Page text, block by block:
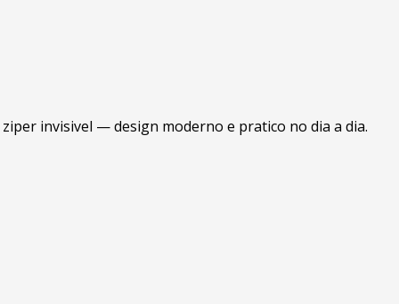
invisivel — design moderno e pratico no dia a dia.